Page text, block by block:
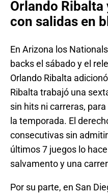
Orlando
con salidas en
En Arizona los
backs el sábado y el
Orlando Ribalta
Ribalta trabajó una
sin hits ni carreras,
la temporada. El
consecutivas sin
últimos 7 juegos lo
salvamento y una
Por su parte, en San